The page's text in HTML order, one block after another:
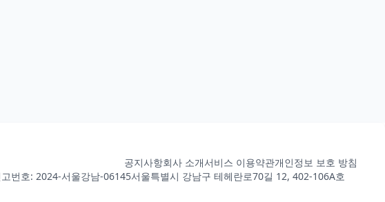
공지사항회사 소개서비스 이용약관개인정보 보호 방침
번호: 2024-서울강남-06145서울특별시 강남구 테헤란로70길 12, 402-106A호